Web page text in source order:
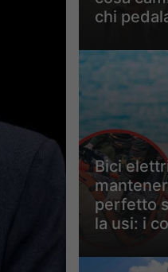
chi
Bici
perfetto
la usi: i